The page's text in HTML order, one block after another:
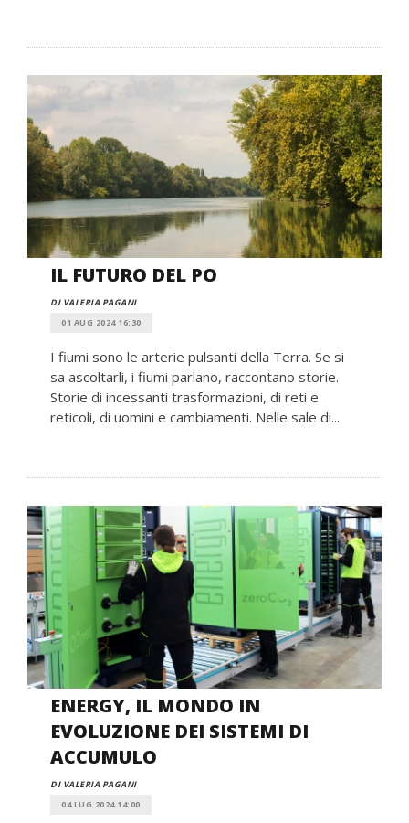
IL FUTURO DEL PO
DI VALERIA PAGANI
01 AUG 2024 16:30
I fiumi sono le arterie pulsanti della Terra. Se si
sa ascoltarli, i fiumi parlano, raccontano storie.
Storie di incessanti trasformazioni, di reti e
reticoli, di uomini e cambiamenti. Nelle sale di...
ENERGY, IL MONDO IN
EVOLUZIONE DEI SISTEMI DI
ACCUMULO
DI VALERIA PAGANI
04 LUG 2024 14:00